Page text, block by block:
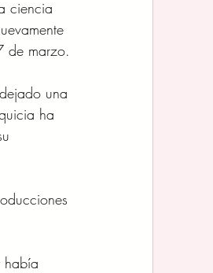
ciencia
de marzo.
una
ha
había